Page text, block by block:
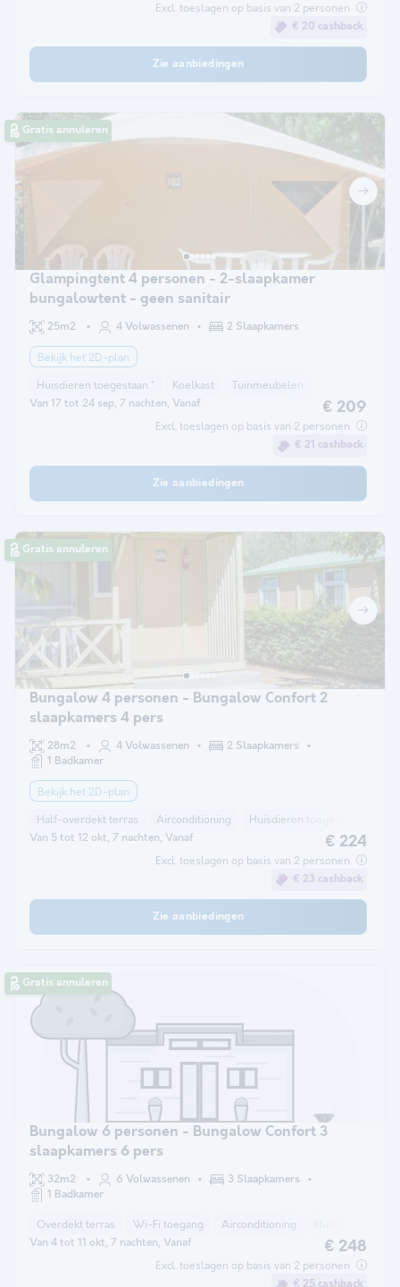
Excl. toeslagen op basis van 2 personen
€ 20 cashback
Zie aanbiedingen
Gratis annuleren
Glampingtent 4 personen - 2-slaapkamer
bungalowtent - geen sanitair
25m2 4 Volwassenen 2 Slaapkamers
Bekijk het 2D-plan
Huisdieren toegestaan * Koelkast Tuinmeubelen
Van 17 tot 24 sep, 7 nachten, Vanaf € 209
Excl. toeslagen op basis van 2 personen
€ 21 cashback
Zie aanbiedingen
Gratis annuleren
Bungalow 4 personen - Bungalow Confort 2
slaapkamers 4 pers
28m2 4 Volwassenen
2 Slaapkamers
1 Badkamer
Bekijk het 2D-plan
Half-overdekt terras Airconditioning Huisdieren toegestaan *
Van 5 tot 12 okt, 7 nachten, Vanaf € 224
Excl. toeslagen op basis van 2 personen
€ 23 cashback
Zie aanbiedingen
Gratis annuleren
Bungalow 6 personen - Bungalow Confort 3
slaapkamers 6 pers
32m2 6 Volwassenen
3 Slaapkamers
1 Badkamer
Overdekt terras Wi-Fi toegang Airconditioning
Van 4 tot 11 okt, 7 nachten, Vanaf € 248
Excl. toeslagen op basis van 2 personen
€ 25 cashback